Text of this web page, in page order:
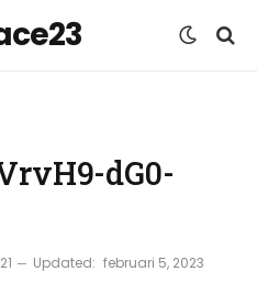
dG0-
Updated: februari 5, 2023